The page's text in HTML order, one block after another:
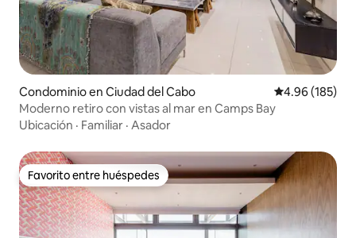
Condominio en Ciudad del Cabo Calificación
4.96 (185)
Moderno retiro con vistas al mar en Camps Bay
Ubicación · Familiar · Asador
Favorito entre huéspedes
Favorito entre huéspedes